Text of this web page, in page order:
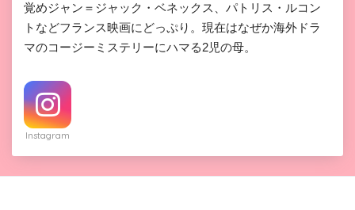
覚めジャン＝ジャック・ベネックス、パトリス・ルコン
トなどフランス映画にどっぷり。現在はなぜか海外ドラ
マのコージーミステリーにハマる2児の母。
Instagram